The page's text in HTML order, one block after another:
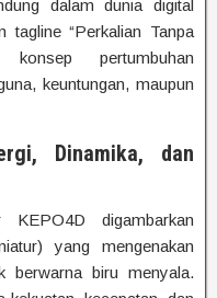
dalam dunia digital
“Perkalian Tanpa
pertumbuhan
keuntungan, maupun
Dinamika, dan
digambarkan
yang mengenakan
berwarna biru menyala.